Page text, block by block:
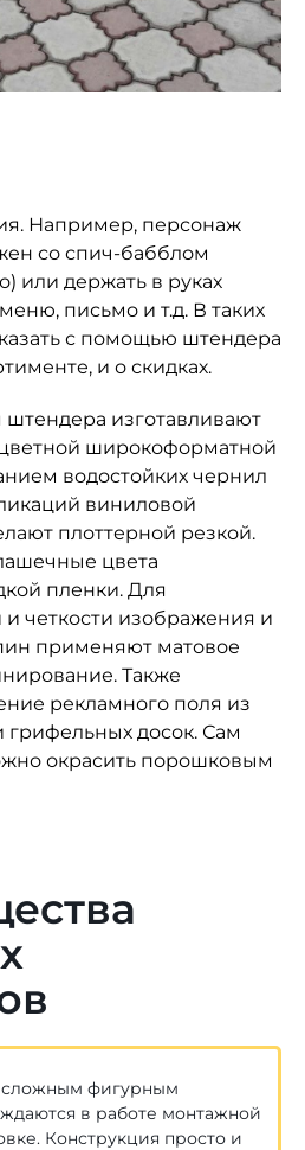
Например, персонаж
со спич-бабблом
или держать в руках
письмо и т.д. В таких
с помощью штендера
и о скидках.
изготавливают
широкоформатной
водостойких чернил
виниловой
плоттерной резкой.
цвета
пленки. Для
и четкости изображения и
применяют матовое
Также
рекламного поля из
грифельных досок. Сам
окрасить порошковым
фигурным
в работе монтажной
Конструкция просто и